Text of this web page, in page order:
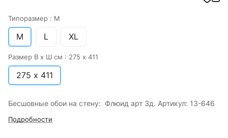
Типоразмер : M
M L XL
Размер В х Ш см : 275 х 411
275 х 411
Бесшовные обои на стену: Флюид арт 3д. Артикул: 13-646
Подробности